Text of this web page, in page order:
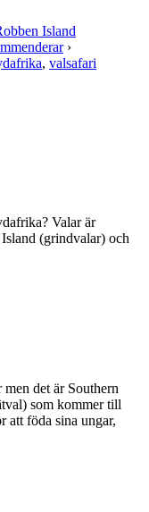
Island
›
, valsafari
Valar är
(grindvalar) och
det är Southern
som kommer till
att föda sina ungar,